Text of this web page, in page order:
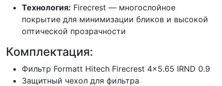
Технология: Firecrest — многослойное
покрытие для минимизации бликов и высокой
оптической прозрачности
Комплектация:
Фильтр Formatt Hitech Firecrest 4x5.65 IRND 0.9
Защитный чехол для фильтра